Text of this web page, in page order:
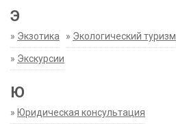
Э
» Экзотика » Экологический туризм
» Экскурсии
Ю
» Юридическая консультация